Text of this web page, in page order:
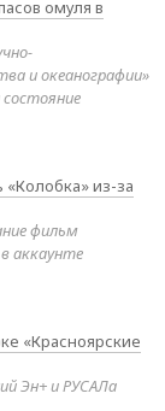
омуля в
и океанографии»
«Колобка» из-за
фильм
аккаунте
«Красноярские
Эн+ и РУСАЛа